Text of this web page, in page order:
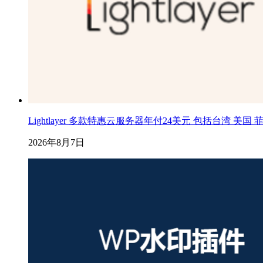
Lightlayer 多款特惠云服务器年付24美元 包括台湾 美国
2026年8月7日